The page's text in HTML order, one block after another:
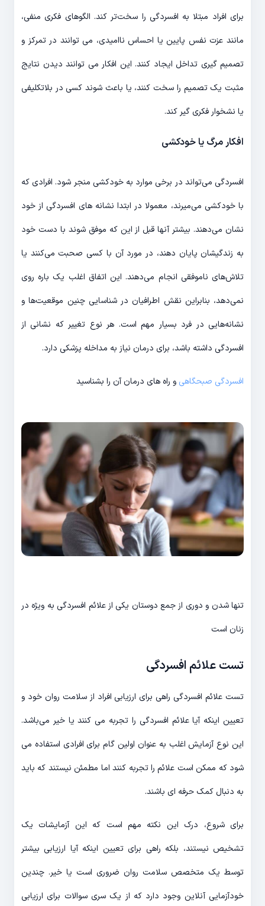
برای افراد مبتلا به افسردگی را سخت‌تر کند. الگوهای فکری منفی،
مانند عزت نفس پایین یا احساس ناامیدی، می توانند در تمرکز و
تصمیم گیری تداخل ایجاد کنند. این افکار می توانند دیدن نتایج
مثبت یک تصمیم را سخت کنند، یا باعث شوند کسی در بلاتکلیفی
یا نشخوار فکری گیر کند.
افکار مرگ یا خودکشی
افسردگی می‌‎تواند در برخی موارد به خودکشی منجر شود. افرادی که
با خودکشی می‎‌میرند، معمولا در ابتدا نشانه های افسردگی از خود
نشان می‌‎دهند. بیشتر آن‎ها قبل از این که موفق شوند با دست خود
به زندگیشان پایان دهند، در مورد آن با کسی صحبت می‌‎کنند یا
تلاش‌های ناموفقی انجام می‌‎دهند. این اتفاق اغلب یک باره روی
نمی‌‎دهد، بنابراین نقش اطرافیان در شناسایی چنین موقعیت‌‎ها و
نشانه‎‌هایی در فرد بسیار مهم است. هر نوع تغییر که نشانی از
افسردگی داشته باشد، برای درمان نیاز به مداخله پزشکی دارد.
افسردگی صبحگاهی و راه های درمان آن را بشناسید
تنها شدن و دوری از جمع دوستان یکی از علائم افسردگی به ویژه در
زنان است
تست علائم افسردگی
تست علائم افسردگی راهی برای ارزیابی افراد از سلامت روان خود و
تعیین اینکه آیا علائم افسردگی را تجربه می کنند یا خیر می‌باشد.
این نوع آزمایش اغلب به عنوان اولین گام برای افرادی استفاده می
شود که ممکن است علائم را تجربه کنند اما مطمئن نیستند که باید
به دنبال کمک حرفه ای باشند.
برای شروع، درک این نکته مهم است که این آزمایشات یک
تشخیص نیستند، بلکه راهی برای تعیین اینکه آیا ارزیابی بیشتر
توسط یک متخصص سلامت روان ضروری است یا خیر. چندین
خودآزمایی آنلاین وجود دارد که از یک سری سوالات برای ارزیابی